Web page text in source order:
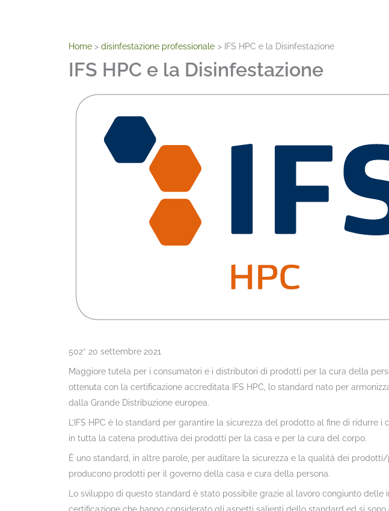
Home disinfestazione professionale IFS HPC e la Disinfestazione
IFS HPC e la Disinfestazione
502* 20 settembre 2021
Maggiore tutela per i consumatori e i distributori di prodotti per la cura della
ottenuta con la certificazione accreditata IFS HPC, lo standard nato per
dalla Grande Distribuzione europea.
L’IFS HPC è lo standard per garantire la sicurezza del prodotto al fine di ridurre
in tutta la catena produttiva dei prodotti per la casa e per la cura del corpo.
È uno standard, in altre parole, per auditare la sicurezza e la qualità dei
producono prodotti per il governo della casa e cura della persona.
Lo sviluppo di questo standard è stato possibile grazie al lavoro congiunto delle